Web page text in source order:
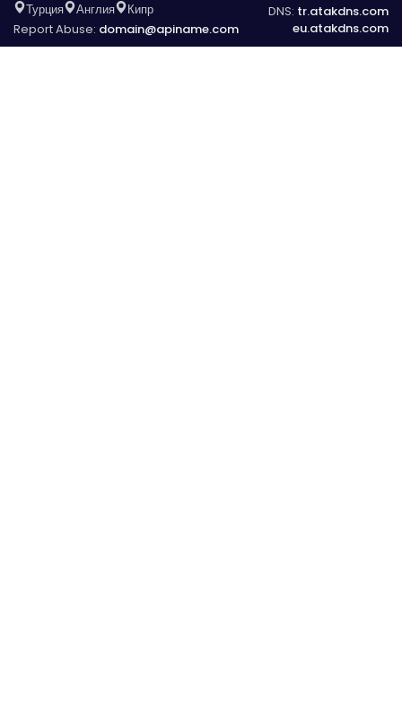
Турция Англия
Кипр
Report Abuse: domain@apiname.com
DNS: tr.atakdns.com
eu.atakdns.com